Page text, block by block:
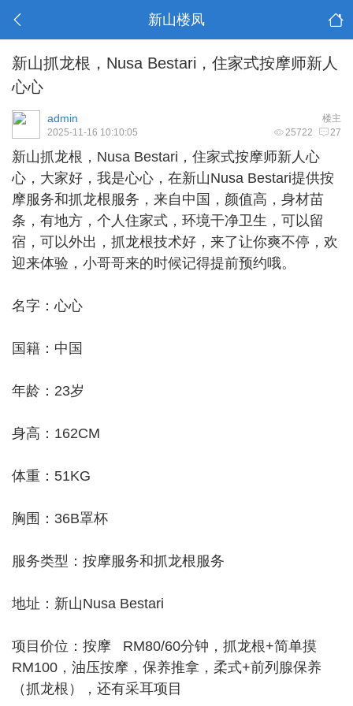
新山楼凤
新山抓龙根，Nusa Bestari，住家式按摩师新人
心心
楼主
admin
25722 27
2025-11-16 10:10:05
新山抓龙根 ，Nusa Bestari，住家式按摩师新人心
心，大家好，我是心心，在新山Nusa Bestari提供按
摩服务和抓龙根服务，来自中国，颜值高，身材苗
条，有地方，个人住家式，环境干净卫生，可以留
宿，可以外出，抓龙根技术好，来了让你爽不停，欢
迎来体验，小哥哥来的时候记得提前预约哦。
名字：心心
国籍：中国
年龄：23岁
身高：162CM
体重：51KG
胸围：36B罩杯
服务类型：按摩服务和抓龙根服务
地址：新山Nusa Bestari
项目价位：按摩 RM80/60分钟，抓龙根+简单摸
RM100，油压按摩，保养推拿，柔式+前列腺保养
（抓龙根），还有采耳项目